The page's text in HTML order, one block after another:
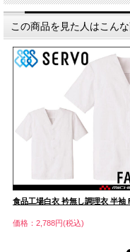
この商品を見た人はこん
食品工場白衣 衿無し調理衣 半袖
価格：2,788円(税込)